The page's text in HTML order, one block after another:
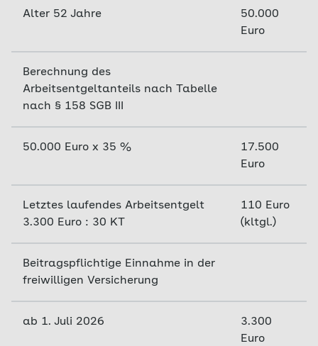
Alter 52 Jahre
50.000
Euro
Berechnung des
Arbeitsentgeltanteils nach Tabelle
nach § 158 SGB III
50.000 Euro x 35 %
17.500
Euro
Letztes laufendes Arbeitsentgelt
3.300 Euro : 30 KT
110 Euro
(kltgl.)
Beitragspflichtige Einnahme in der
freiwilligen Versicherung
ab 1. Juli 2026
3.300
Euro